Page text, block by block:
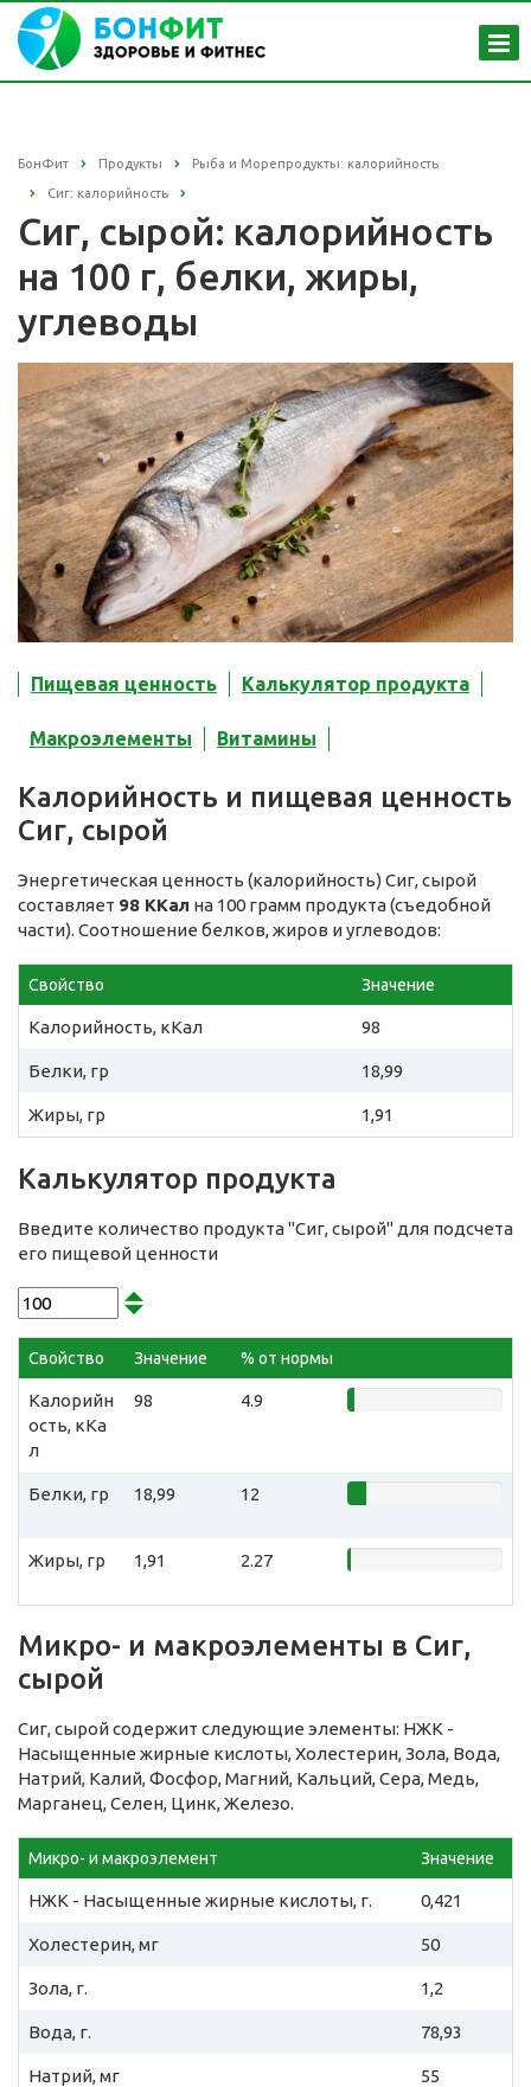
БонФит Продукты Рыба и Морепродукты: калорийность
Сиг: калорийность
Сиг, сырой: калорийность
на 100 г, белки, жиры,
углеводы
Пищевая ценность Калькулятор продукта
Макроэлементы Витамины
Калорийность и пищевая ценность
Сиг, сырой
Энергетическая ценность (калорийность) Сиг, сырой
составляет 98 ККал на 100 грамм продукта (съедобной
части). Соотношение белков, жиров и углеводов:
Свойство Значение
Калорийность, кКал 98
Белки, гр 18,99
Жиры, гр 1,91
Калькулятор продукта
Введите количество продукта "Сиг, сырой" для подсчета
его пищевой ценности
Свойство Значение % от нормы
Калорийн
ость, кКа
л
98 4.9
Белки, гр 18,99 12
Жиры, гр 1,91 2.27
Микро- и макроэлементы в Сиг,
сырой
Сиг, сырой содержит следующие элементы: НЖК -
Насыщенные жирные кислоты, Холестерин, Зола, Вода,
Натрий, Калий, Фосфор, Магний, Кальций, Сера, Медь,
Марганец, Селен, Цинк, Железо.
Микро- и макроэлемент Значение
НЖК - Насыщенные жирные кислоты, г. 0,421
Холестерин, мг 50
Зола, г. 1,2
Вода, г. 78,93
Натрий, мг 55